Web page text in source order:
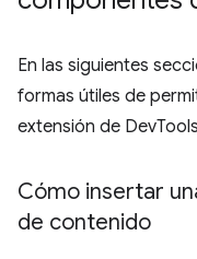
En las siguientes
formas útiles de
extensión de
Cómo insertar
de contenido